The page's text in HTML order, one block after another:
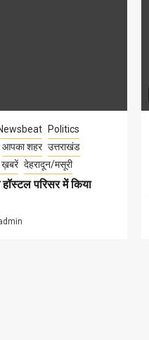
Politics
आपका शहर उत्तराखंड
ख़बरें देहरादून/मसूरी
परिसर में किया